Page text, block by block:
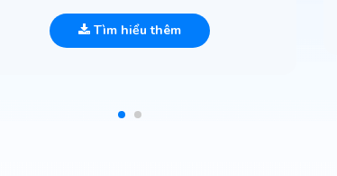
Tìm hiểu thêm